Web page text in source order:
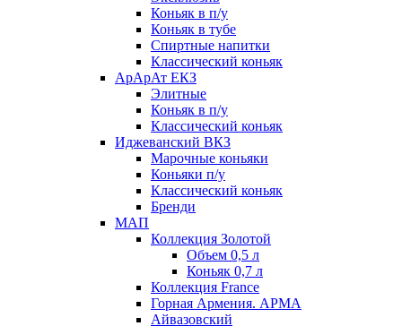
Коньяк в п/у
Коньяк в тубе
Спиртные напитки
Классический коньяк
АрАрАт ЕКЗ
Элитные
Коньяк в п/у
Классический коньяк
Иджеванский ВКЗ
Марочные коньяки
Коньяки п/у
Классический коньяк
Бренди
МАП
Коллекция Золотой
Объем 0,5 л
Коньяк 0,7 л
Коллекция France
Горная Армения. АРМА
Айвазовский